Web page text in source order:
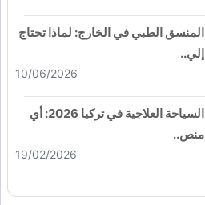
المنسق الطبي في الخارج: لماذا تحتاج
إلي..
10/06/2026
السياحة العلاجية في تركيا 2026: أي
منص..
19/02/2026